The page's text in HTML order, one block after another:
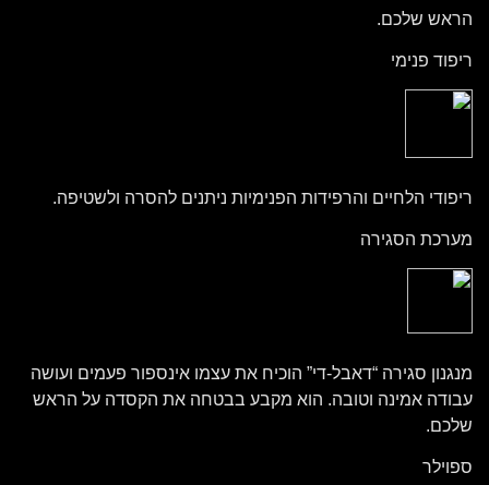
הראש שלכם.
ריפוד פנימי
ריפודי הלחיים והרפידות הפנימיות ניתנים להסרה ולשטיפה.
מערכת הסגירה
מנגנון סגירה “דאבל-די” הוכיח את עצמו אינספור פעמים ועושה
עבודה אמינה וטובה. הוא מקבע בבטחה את הקסדה על הראש
שלכם.
ספוילר